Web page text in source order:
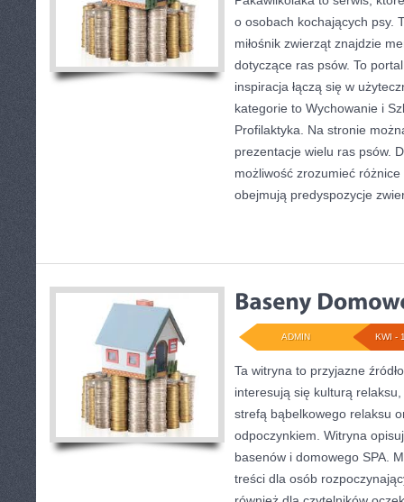
o osobach kochających psy.
miłośnik zwierząt znajdzie
dotyczące ras psów. To
inspiracja łączą się w
kategorie to Wychowanie i
Profilaktyka. Na stronie
prezentacje wielu ras psów.
możliwość zrozumieć
obejmują predyspozycje
KWI -
ADMIN
Ta witryna to przyjazne
interesują się kulturą
strefą bąbelkowego relaksu
odpoczynkiem. Witryna
basenów i domowego SPA.
treści dla osób